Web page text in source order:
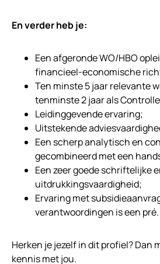
En verder heb je:
Een afgeronde WO/HBO
financieel-economische
Ten minste 5 jaar relevante
tenminste 2 jaar als
Leidinggevende ervaring;
Uitstekende
Een scherp analytisch en
gecombineerd met een
Een zeer goede schriftelijke
uitdrukkingsvaardigheid;
Ervaring met
verantwoordingen is een pré.
Herken je jezelf in dit profiel? Dan
kennis met jou.